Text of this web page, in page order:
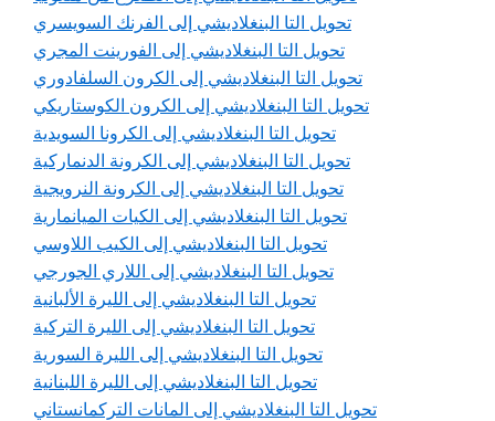
تحويل التا البنغلاديشي إلى الفرنك السويسري
تحويل التا البنغلاديشي إلى الفورينت المجري
تحويل التا البنغلاديشي إلى الكرون السلفادوري
تحويل التا البنغلاديشي إلى الكرون الكوستاريكي
تحويل التا البنغلاديشي إلى الكرونا السويدية
تحويل التا البنغلاديشي إلى الكرونة الدنماركية
تحويل التا البنغلاديشي إلى الكرونة النرويجية
تحويل التا البنغلاديشي إلى الكيات الميانمارية
تحويل التا البنغلاديشي إلى الكيب اللاوسي
تحويل التا البنغلاديشي إلى اللاري الجورجي
تحويل التا البنغلاديشي إلى الليرة الألبانية
تحويل التا البنغلاديشي إلى الليرة التركية
تحويل التا البنغلاديشي إلى الليرة السورية
تحويل التا البنغلاديشي إلى الليرة اللبنانية
تحويل التا البنغلاديشي إلى المانات التركمانستاني